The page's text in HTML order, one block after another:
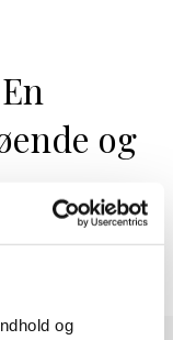
og
og